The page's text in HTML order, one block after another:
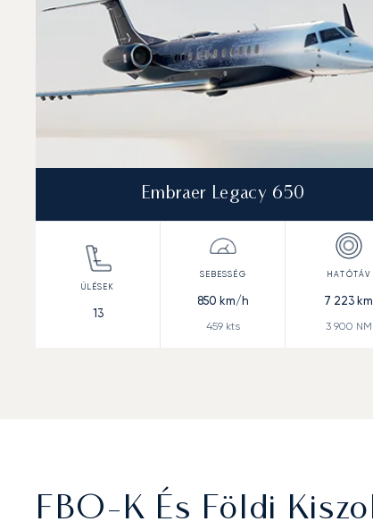
Embraer Legacy 650
13
850 km/h
459kts
7 223 km
3 900 NM
FBO-K És Földi